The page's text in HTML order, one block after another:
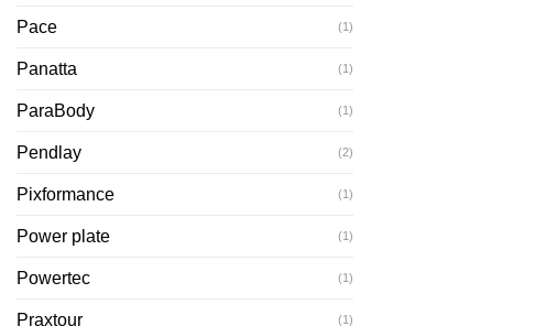
Pace (1)
Panatta (1)
ParaBody (1)
Pendlay (2)
Pixformance (1)
Power plate (1)
Powertec (1)
Praxtour (1)